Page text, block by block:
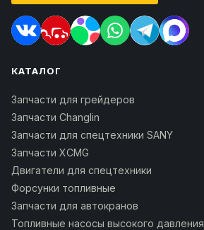
КАТАЛОГ
Запчасти для грейдеров
Запчасти Changlin
Запчасти для спецтехники SANY
Запчасти XCMG
Двигатели для спецтехники
Форсунки топливные
Запчасти для автокранов
Топливные насосы высокого давления